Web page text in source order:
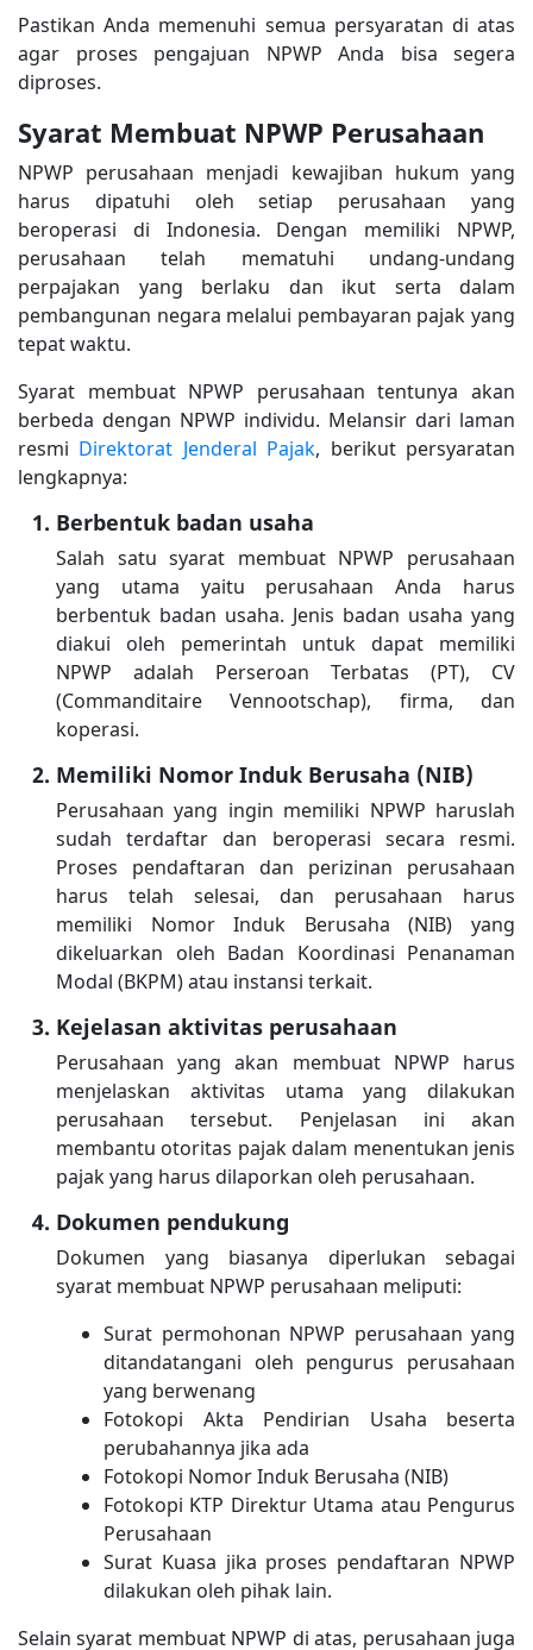
Pastikan Anda memenuhi semua persyaratan di atas
agar proses pengajuan NPWP Anda bisa segera
diproses.
Syarat Membuat NPWP Perusahaan
NPWP perusahaan menjadi kewajiban hukum yang
harus dipatuhi oleh setiap perusahaan yang
beroperasi di Indonesia. Dengan memiliki NPWP,
perusahaan telah mematuhi undang-undang
perpajakan yang berlaku dan ikut serta dalam
pembangunan negara melalui pembayaran pajak yang
tepat waktu.
Syarat membuat NPWP perusahaan tentunya akan
berbeda dengan NPWP individu. Melansir dari laman
resmi Direktorat Jenderal Pajak, berikut persyaratan
lengkapnya:
Berbentuk badan usaha
Salah satu syarat membuat NPWP perusahaan
yang utama yaitu perusahaan Anda harus
berbentuk badan usaha. Jenis badan usaha yang
diakui oleh pemerintah untuk dapat memiliki
NPWP adalah Perseroan Terbatas (PT), CV
(Commanditaire Vennootschap), firma, dan
koperasi.
Memiliki Nomor Induk Berusaha (NIB)
Perusahaan yang ingin memiliki NPWP haruslah
sudah terdaftar dan beroperasi secara resmi.
Proses pendaftaran dan perizinan perusahaan
harus telah selesai, dan perusahaan harus
memiliki Nomor Induk Berusaha (NIB) yang
dikeluarkan oleh Badan Koordinasi Penanaman
Modal (BKPM) atau instansi terkait.
Kejelasan aktivitas perusahaan
Perusahaan yang akan membuat NPWP harus
menjelaskan aktivitas utama yang dilakukan
perusahaan tersebut. Penjelasan ini akan
membantu otoritas pajak dalam menentukan jenis
pajak yang harus dilaporkan oleh perusahaan.
Dokumen pendukung
Dokumen yang biasanya diperlukan sebagai
syarat membuat NPWP perusahaan meliputi:
Surat permohonan NPWP perusahaan yang
ditandatangani oleh pengurus perusahaan
yang berwenang
Fotokopi Akta Pendirian Usaha beserta
perubahannya jika ada
Fotokopi Nomor Induk Berusaha (NIB)
Fotokopi KTP Direktur Utama atau Pengurus
Perusahaan
Surat Kuasa jika proses pendaftaran NPWP
dilakukan oleh pihak lain.
Selain syarat membuat NPWP di atas, perusahaan juga